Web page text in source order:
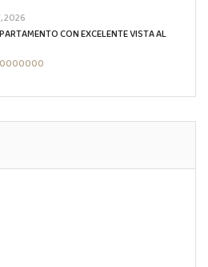
2026
CON EXCELENTE VISTA AL